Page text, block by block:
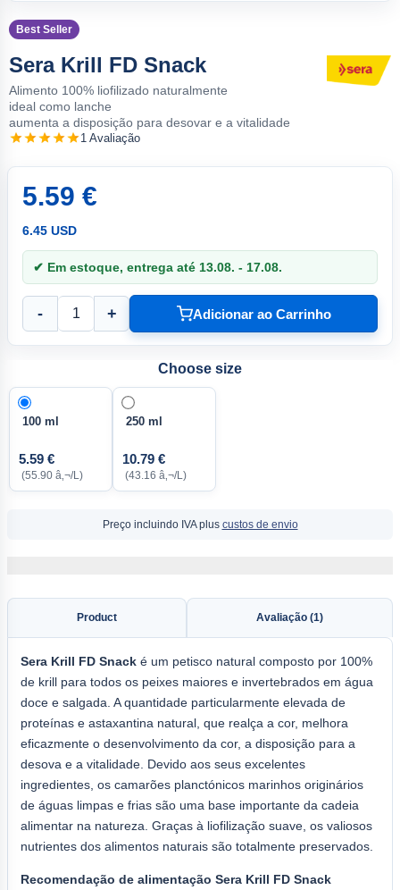
Best Seller
Sera Krill FD Snack
Alimento 100% liofilizado naturalmente
ideal como lanche
aumenta a disposição para desovar e a vitalidade
1 Avaliação
5.59 €
6.45 USD
✔ Em estoque, entrega até 13.08. - 17.08.
- + Adicionar ao Carrinho
Choose size
100 ml
5.59 €
(55.90 â‚¬/L)
250 ml
10.79 €
(43.16 â‚¬/L)
Preço incluindo IVA plus custos de envio
Product Avaliação (1)
Sera Krill FD Snack é um petisco natural composto por 100%
de krill para todos os peixes maiores e invertebrados em água
doce e salgada. A quantidade particularmente elevada de
proteínas e astaxantina natural, que realça a cor, melhora
eficazmente o desenvolvimento da cor, a disposição para a
desova e a vitalidade. Devido aos seus excelentes
ingredientes, os camarões planctónicos marinhos originários
de águas limpas e frias são uma base importante da cadeia
alimentar na natureza. Graças à liofilização suave, os valiosos
nutrientes dos alimentos naturais são totalmente preservados.
Recomendação de alimentação Sera Krill FD Snack